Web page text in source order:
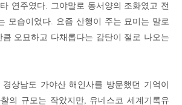
연주였다. 그야말로 동서양의 조화였고 전
모습이었다. 요즘 산행이 주는 묘미는 말로
오묘하고 다채롭다는 감탄이 절로 나오는
상남도 가야산 해인사를 방문했던 기억이
의 규모는 작았지만, 유네스코 세계기록유